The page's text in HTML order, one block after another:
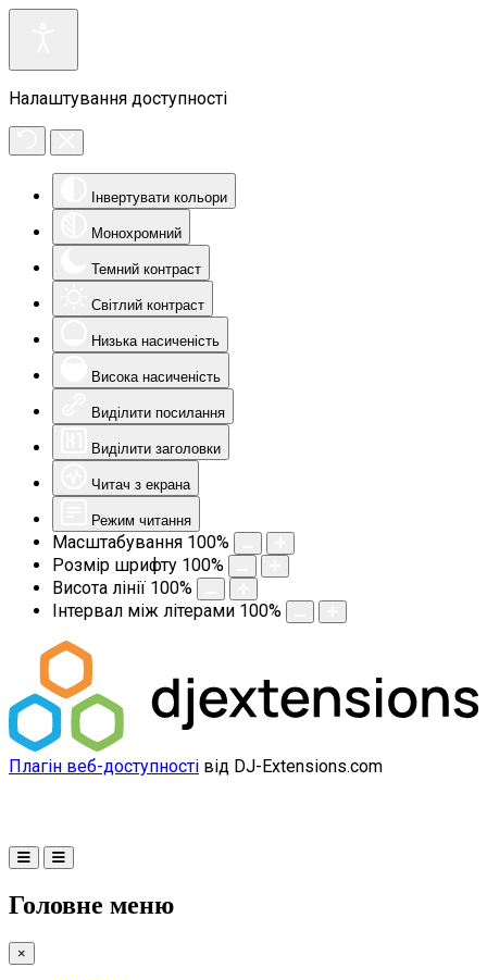
Налаштування доступності
Інвертувати кольори
Монохромний
Темний контраст
Світлий контраст
Низька насиченість
Висока насиченість
Виділити посилання
Виділити заголовки
Читач з екрана
Режим читання
Масштабування 100%
Розмір шрифту 100%
Висота лінії 100%
Інтервал між літерами 100%
Плагін веб-доступності від DJ-Extensions.com
Головне меню
×